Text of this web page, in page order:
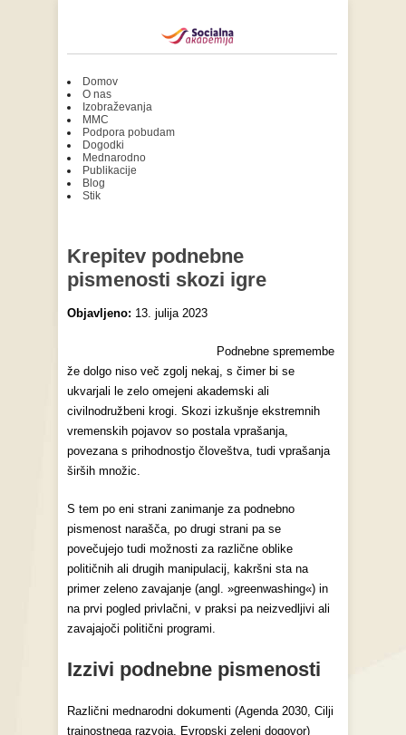
Domov
O nas
Izobraževanja
MMC
Podpora pobudam
Dogodki
Mednarodno
Publikacije
Blog
Stik
Krepitev podnebne
pismenosti skozi igre
Objavljeno: 13. julija 2023
Podnebne spremembe
že dolgo niso več zgolj nekaj, s čimer bi se
ukvarjali le zelo omejeni akademski ali
civilnodružbeni krogi. Skozi izkušnje ekstremnih
vremenskih pojavov so postala vprašanja,
povezana s prihodnostjo človeštva, tudi vprašanja
širših množic.
S tem po eni strani zanimanje za podnebno
pismenost narašča, po drugi strani pa se
povečujejo tudi možnosti za različne oblike
političnih ali drugih manipulacij, kakršni sta na
primer zeleno zavajanje (angl. »greenwashing«) in
na prvi pogled privlačni, v praksi pa neizvedljivi ali
zavajajoči politični programi.
Izzivi podnebne pismenosti
Različni mednarodni dokumenti (Agenda 2030, Cilji
trajnostnega razvoja, Evropski zeleni dogovor)